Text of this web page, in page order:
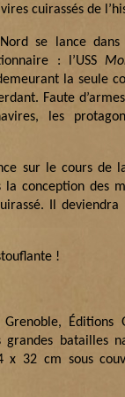
cuirassés de
se lance dans
: l’USS
la seule
Faute
les
sur le cours de
conception des
Il deviendra
!
Grenoble, Éditions
batailles
32 cm sous